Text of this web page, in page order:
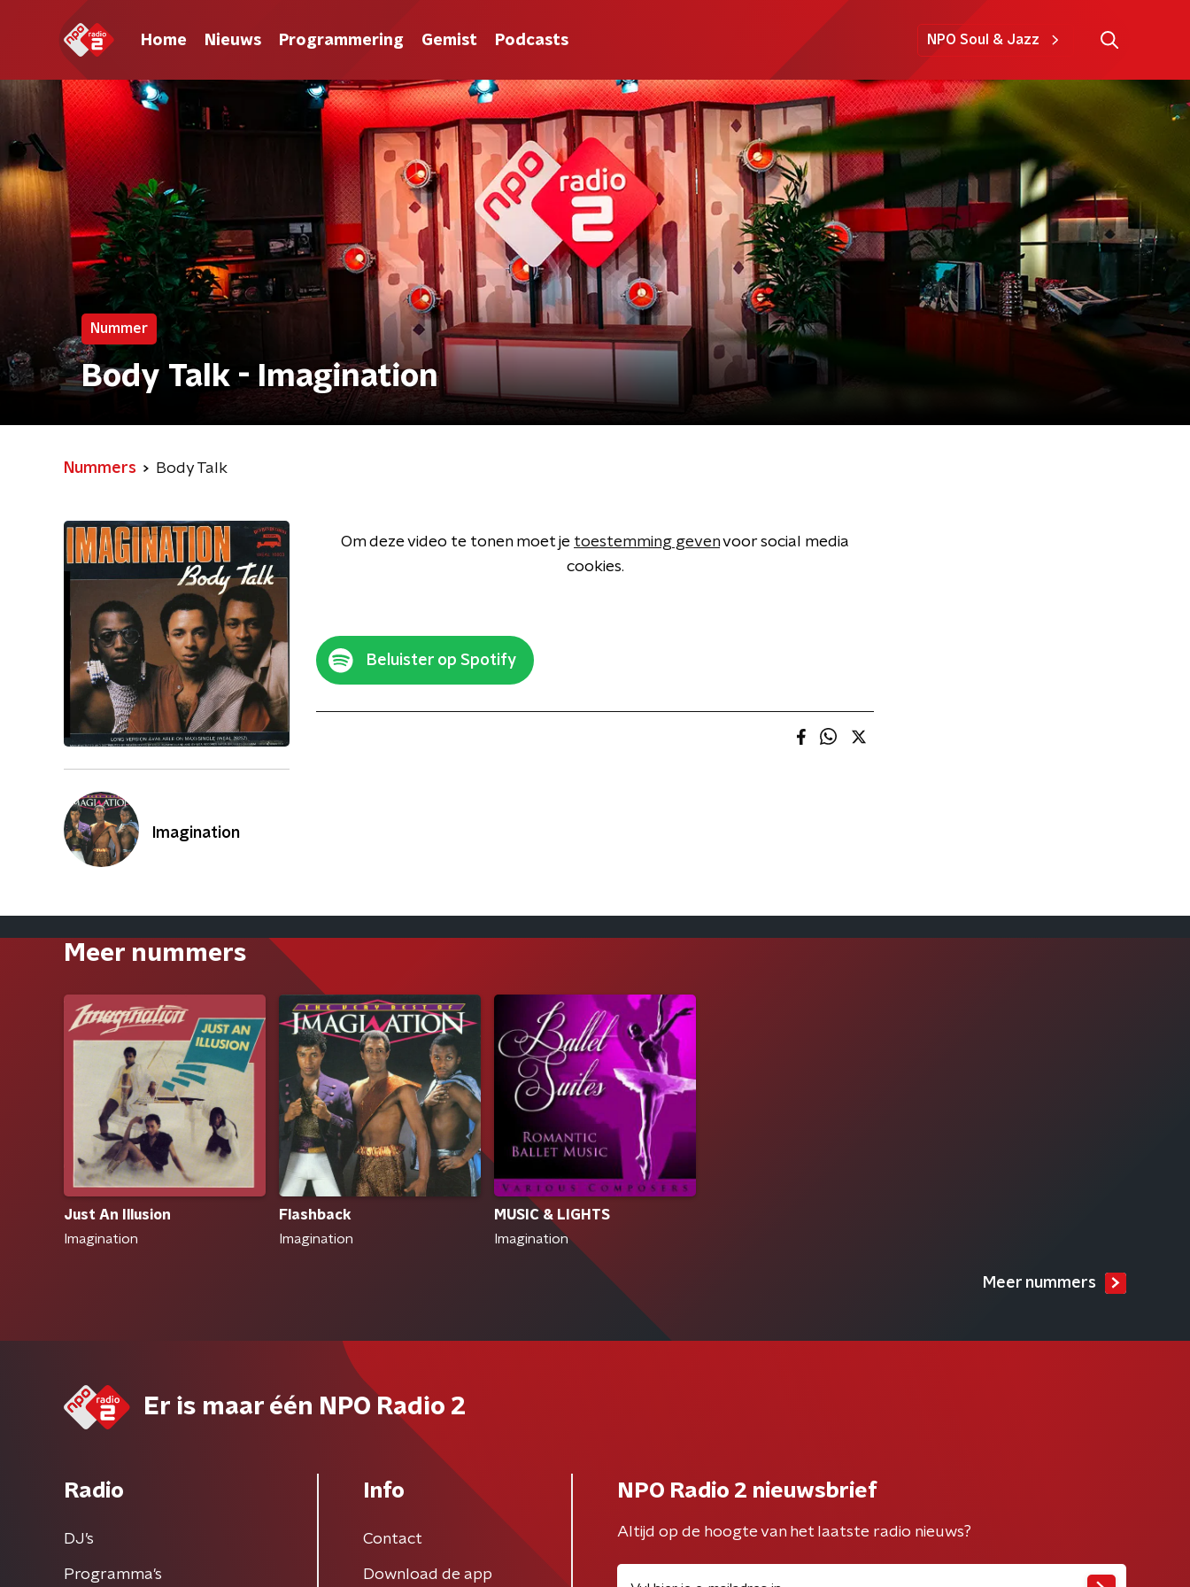
Home Nieuws Programmering Gemist Podcasts NPO Soul & Jazz
Nummer
Body Talk - Imagination
Nummers Body Talk
Imagination
Om deze video te tonen moet je toestemming gevenvoor social media
cookies.
Beluister op Spotify
Meer nummers
Just An Illusion
Imagination
Flashback
Imagination
MUSIC & LIGHTS
Imagination
Meer nummers
Er is maar één NPO Radio 2
Radio
DJ’s
Programma's
Info
Contact
Download de app
NPO Radio 2 nieuwsbrief
Altijd op de hoogte van het laatste radio nieuws?